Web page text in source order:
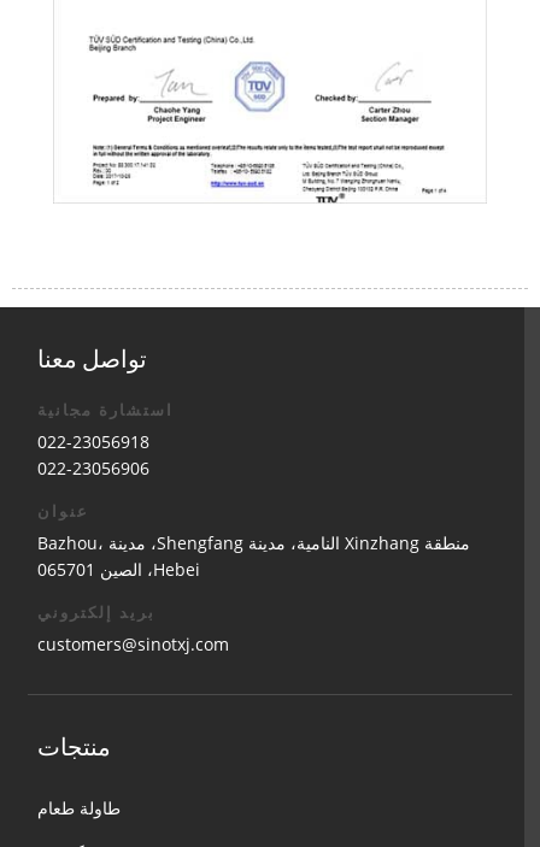
تواصل معنا
استشارة مجانية
022-23056918
022-23056906
عنوان
منطقة Xinzhang النامية، مدينة Shengfang، مدينة Bazhou،
Hebei، الصين 065701
بريد إلكتروني
customers@sinotxj.com
منتجات
طاولة طعام